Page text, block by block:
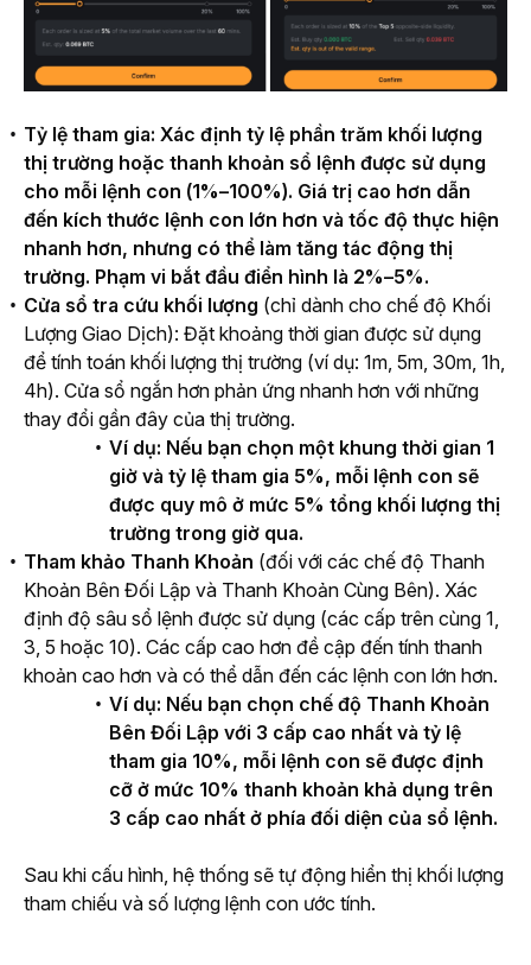
Tỷ lệ tham gia: Xác định tỷ lệ phần trăm khối lượng
thị trường hoặc thanh khoản sổ lệnh được sử dụng
cho mỗi lệnh con (1%–100%). Giá trị cao hơn dẫn
đến kích thước lệnh con lớn hơn và tốc độ thực hiện
nhanh hơn, nhưng có thể làm tăng tác động thị
trường. Phạm vi bắt đầu điển hình là 2%–5%.
Cửa sổ tra cứu khối lượng (chỉ dành cho chế độ Khối
Lượng Giao Dịch): Đặt khoảng thời gian được sử dụng
để tính toán khối lượng thị trường (ví dụ: 1m, 5m, 30m, 1h,
4h). Cửa sổ ngắn hơn phản ứng nhanh hơn với những
thay đổi gần đây của thị trường.
Ví dụ: Nếu bạn chọn một khung thời gian 1
giờ và tỷ lệ tham gia 5%, mỗi lệnh con sẽ
được quy mô ở mức 5% tổng khối lượng thị
trường trong giờ qua.
Tham khảo Thanh Khoản (đối với các chế độ Thanh
Khoản Bên Đối Lập và Thanh Khoản Cùng Bên). Xác
định độ sâu sổ lệnh được sử dụng (các cấp trên cùng 1,
3, 5 hoặc 10). Các cấp cao hơn đề cập đến tính thanh
khoản cao hơn và có thể dẫn đến các lệnh con lớn hơn.
Ví dụ: Nếu bạn chọn chế độ Thanh Khoản
Bên Đối Lập với 3 cấp cao nhất và tỷ lệ
tham gia 10%, mỗi lệnh con sẽ được định
cỡ ở mức 10% thanh khoản khả dụng trên
3 cấp cao nhất ở phía đối diện của sổ lệnh.
Sau khi cấu hình, hệ thống sẽ tự động hiển thị khối lượng
tham chiếu và số lượng lệnh con ước tính.